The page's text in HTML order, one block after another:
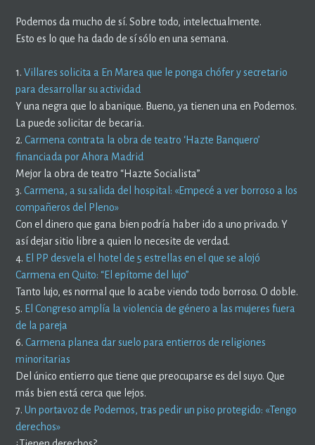
Podemos da mucho de sí. Sobre todo, intelectualmente.
Esto es lo que ha dado de sí sólo en una semana.
1.Villares solicita a En Marea que le ponga chófer y secretario
para desarrollar su actividad
Y una negra que lo abanique. Bueno, ya tienen una en Podemos.
La puede solicitar de becaria.
2.Carmena contrata la obra de teatro ‘Hazte Banquero’
financiada por Ahora Madrid
Mejor la obra de teatro “Hazte Socialista”
3.Carmena, a su salida del hospital: «Empecé a ver borroso a los
compañeros del Pleno»
Con el dinero que gana bien podría haber ido a uno privado. Y
así dejar sitio libre a quien lo necesite de verdad.
4. El PP desvela el hotel de 5 estrellas en el que se alojó
Carmena en Quito: “El epítome del lujo”
Tanto lujo, es normal que lo acabe viendo todo borroso. O doble.
5. El Congreso amplía la violencia de género a las mujeres fuera
de la pareja
6.Carmena planea dar suelo para entierros de religiones
minoritarias
Del único entierro que tiene que preocuparse es del suyo. Que
más bien está cerca que lejos.
7.Un portavoz de Podemos, tras pedir un piso protegido: «Tengo
derechos»